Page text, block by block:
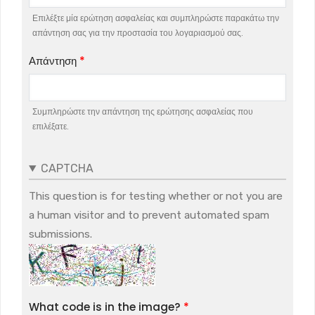
Επιλέξτε μία ερώτηση ασφαλείας και συμπληρώστε παρακάτω την
απάντηση σας για την προστασία του λογαριασμού σας.
Απάντηση
Συμπληρώστε την απάντηση της ερώτησης ασφαλείας που
επιλέξατε.
CAPTCHA
This question is for testing whether or not you are
a human visitor and to prevent automated spam
submissions.
What code is in the image?